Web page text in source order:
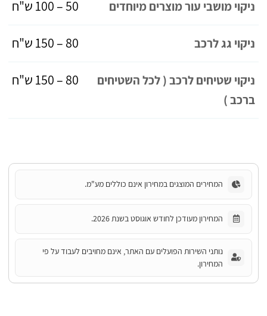
ניקוי מושבי עור מוצרים מיוחדים 50 – 100 ש"ח
ניקוי גג לרכב 80 – 150 ש"ח
ניקוי שטיחים לרכב ( לכל השטיחים
ברכב )
80 – 150 ש"ח
המחירים המוצגים במחירון אינם כוללים מע"מ.
המחירון מעודכן לחודש אוגוסט בשנת 2026.
נותני השירות הפועלים עם האתר, אינם מחויבים לעבוד על פי
המחירון.